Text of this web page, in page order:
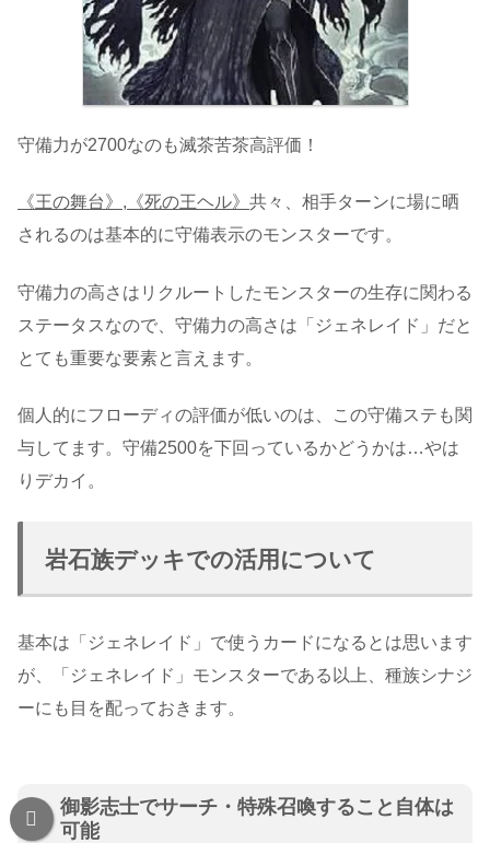
守備力が2700なのも滅茶苦茶高評価！
《王の舞台》,《死の王ヘル》 共々、相手ターンに場に晒
されるのは基本的に守備表示のモンスターです。
守備力の高さはリクルートしたモンスターの生存に関わる
ステータスなので、守備力の高さは「ジェネレイド」だと
とても重要な要素と言えます。
個人的にフローディの評価が低いのは、この守備ステも関
与してます。守備2500を下回っているかどうかは…やは
りデカイ。
岩石族デッキでの活用について
基本は「ジェネレイド」で使うカードになるとは思います
が、「ジェネレイド」モンスターである以上、種族シナジ
ーにも目を配っておきます。
御影志士でサーチ・特殊召喚すること自体は
可能